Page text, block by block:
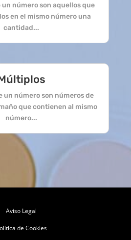
un número son aquellos que
en el mismo número una
cantidad...
un número son números de
que contienen al mismo
número...
Aviso Legal
de Cookies